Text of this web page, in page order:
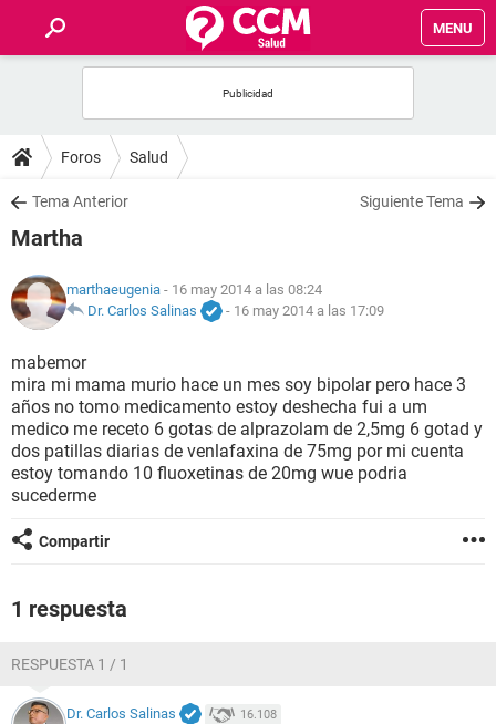
MENU
FOROS
SALUD
NUTRICIÓN
BIENESTAR
SEXUALIDAD
GLOSARIO
Foros Salud
Tema Anterior Siguiente Tema
Martha
marthaeugenia - 16 may 2014 a las 08:24
Dr. Carlos Salinas
- 16 may 2014 a las 17:09
mabemor
mira mi mama murio hace un mes soy bipolar pero hace 3
años no tomo medicamento estoy deshecha fui a um
medico me receto 6 gotas de alprazolam de 2,5mg 6 gotad y
dos patillas diarias de venlafaxina de 75mg por mi cuenta
estoy tomando 10 fluoxetinas de 20mg wue podria
sucederme
Compartir
1 respuesta
RESPUESTA 1 / 1
Dr. Carlos Salinas 16.108